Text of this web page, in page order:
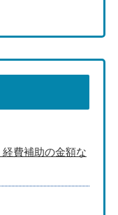
経費補助の金額な